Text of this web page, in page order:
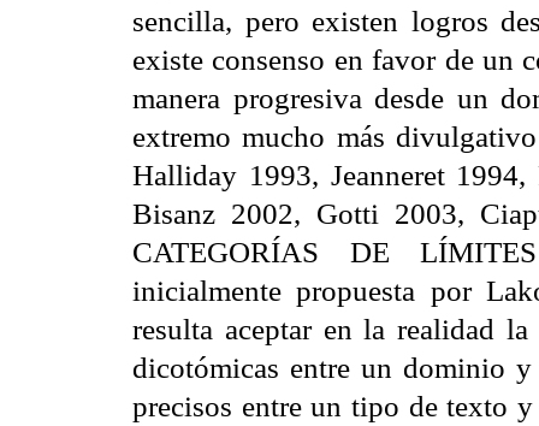
sencilla, pero existen logros
existe consenso en favor de un
manera progresiva desde un
extremo mucho más
Halliday 1993, Jeanneret
Bisanz 2002, Gotti 2003,
CATEGORÍAS DE
inicialmente propuesta por
resulta aceptar en la realidad
dicotómicas entre un dominio
precisos entre un tipo de texto